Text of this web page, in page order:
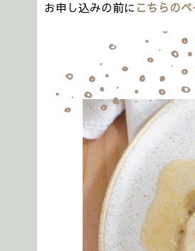
お申し込みの前に こちらの